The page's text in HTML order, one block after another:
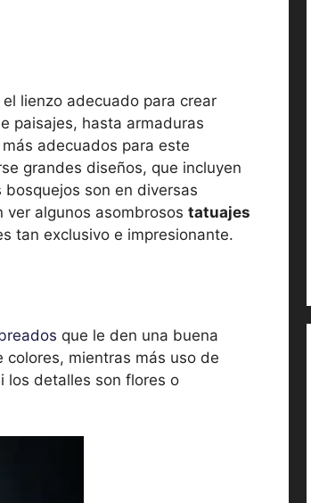
lienzo adecuado para crear
paisajes, hasta armaduras
adecuados para este
grandes diseños, que incluyen
son en diversas
algunos asombrosos tatuajes
tan exclusivo e impresionante.
que le den una buena
mientras más uso de
los detalles son flores o